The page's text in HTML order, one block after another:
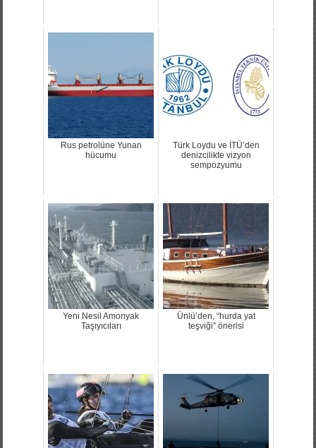
Rus petrolüne Yunan
hücumu
Türk Loydu ve İTÜ’den
denizcilikte vizyon
sempozyumu
Yeni Nesil Amonyak
Taşıyıcıları
Ünlü’den, “hurda yat
teşviği” önerisi